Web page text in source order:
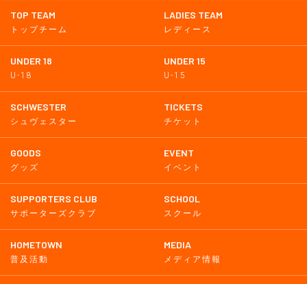
TOP TEAM
トップチーム
LADIES TEAM
レディース
UNDER 18
U-18
UNDER 15
U-15
SCHWESTER
シュヴェスター
TICKETS
チケット
GOODS
グッズ
EVENT
イベント
SUPPORTERS CLUB
サポーターズクラブ
SCHOOL
スクール
HOMETOWN
普及活動
MEDIA
メディア情報